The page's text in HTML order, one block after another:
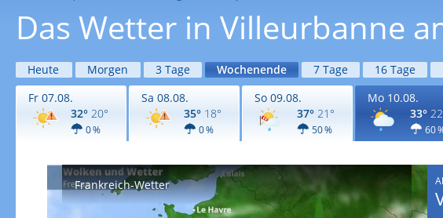
Das Wetter in Villeurbanne
Heute Morgen 3 Tage Wochenende 7 Tage 16 Tage
Fr 07.08.
32° 20°
0 %
Sa 08.08.
35° 18°
0 %
So 09.08.
37° 21°
50 %
Mo 10.08.
33°
60
Frankreich-Wetter